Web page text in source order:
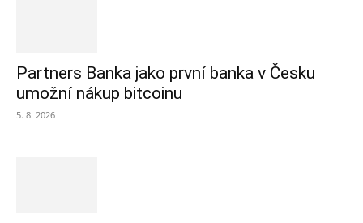
Partners Banka jako první banka v Česku
umožní nákup bitcoinu
5. 8. 2026